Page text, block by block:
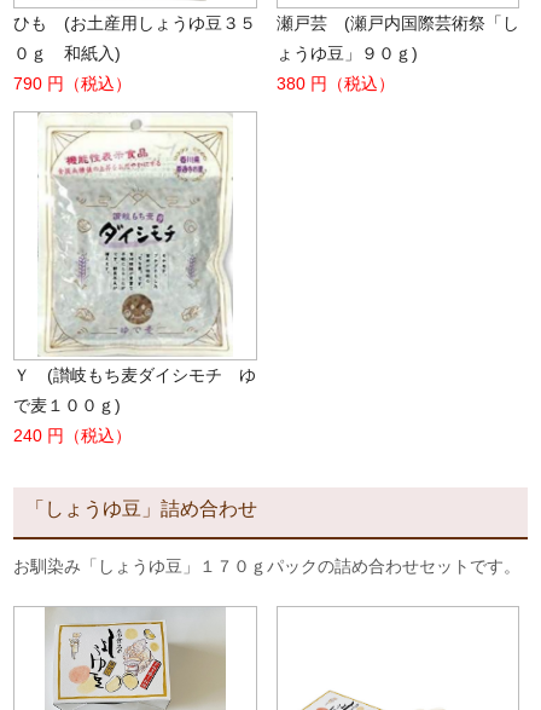
ひも (お土産用しょうゆ豆３５
０ｇ 和紙入)
790 円（税込）
瀬戸芸 (瀬戸内国際芸術祭「し
ょうゆ豆」９０ｇ)
380 円（税込）
Ｙ (讃岐もち麦ダイシモチ ゆ
で麦１００ｇ)
240 円（税込）
「しょうゆ豆」詰め合わせ
お馴染み「しょうゆ豆」１７０ｇパックの詰め合わせセットです。